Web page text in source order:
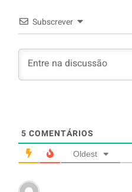
Subscrever
5 COMENTÁRIOS
Oldest